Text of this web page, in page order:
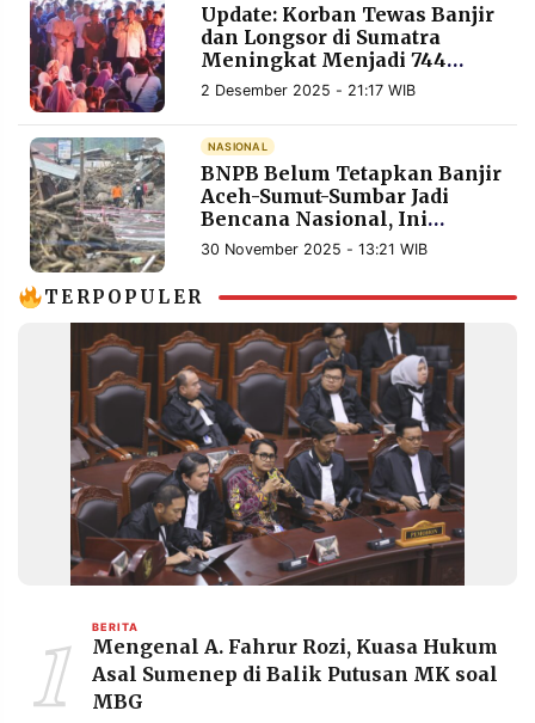
©
PT.
RESOLUSI
MEDIA
©
Resolusi.co
-
2026
PRAMUDITA
Update: Korban Tewas Banjir
dan Longsor di Sumatra
Meningkat Menjadi 744
Orang
2 Desember 2025 - 21:17 WIB
NASIONAL
BNPB Belum Tetapkan Banjir
Aceh-Sumut-Sumbar Jadi
Bencana Nasional, Ini
Kriterianya
30 November 2025 - 13:21 WIB
TERPOPULER
1 BERITA
Mengenal A. Fahrur Rozi, Kuasa Hukum
Asal Sumenep di Balik Putusan MK soal
MBG